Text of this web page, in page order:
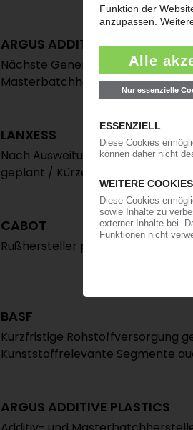
ARGUS ADDITIVE PLASTICS
Nächste Generation übernimmt
Masterbatchhersteller / Ausbau
LANXESS
Nach Ausweitung der Verluste:
geplant / Kürzere Arbeitszeit soll
CABOT
Rußhersteller plant
BASF
Kurzfristige Rohstoffversorgung
Kunststoffrelevante Segmente
ARGUS ADDITIVE PLASTICS